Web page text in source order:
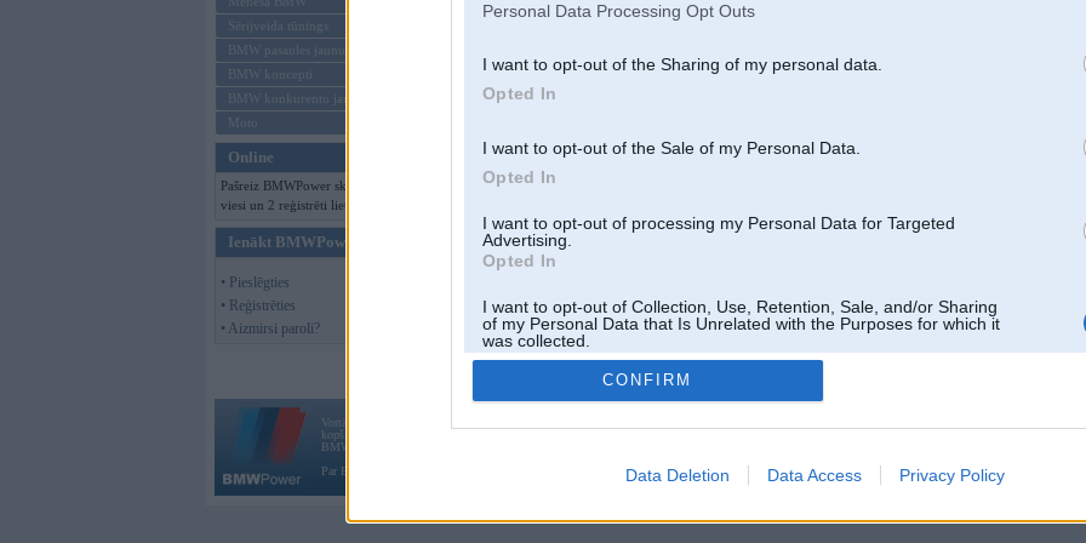
Personal Data Processing Opt Outs
I want to opt-out of the Sharing of my personal data.
Opted In
I want to opt-out of the Sale of my Personal Data.
Opted In
I want to opt-out of processing my Personal Data for Targeted
Advertising.
Opted In
I want to opt-out of Collection, Use, Retention, Sale, and/or Sharing
of my Personal Data that Is Unrelated with the Purposes for which it
was collected.
Opted Out
CONFIRM
Data Deletion Data Access Privacy Policy
Sērijveida tūnings
BMW pasaules jaunumi
BMW koncepti
BMW konkurentu jaunumi
Moto
Online
Pašreiz BMWPower skatās 108
viesi un 2 reģistrēti lietotāji.
Ienākt BMWPower
• Pieslēgties
• Reģistrēties
• Aizmirsi paroli?
Vortāls BMWPower.lv darbojas
kopš 2002. gada 14. maija. Tas nav auto klubs un nav saistīts ar
BMW AG.
Par BMWPower